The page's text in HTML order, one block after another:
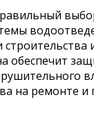
обеспечит
на ремонте